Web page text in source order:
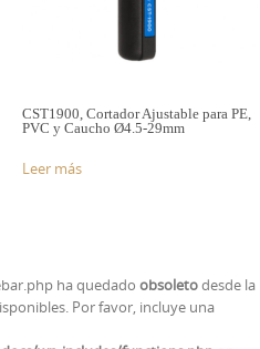
CST1900, Cortador Ajustable para PE,
PVC y Caucho Ø4.5-29mm
Leer más
ha quedado obsoletodesde la
Por favor, incluye una